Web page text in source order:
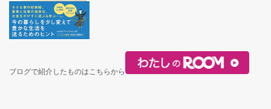
ブログで紹介したものはこちらから